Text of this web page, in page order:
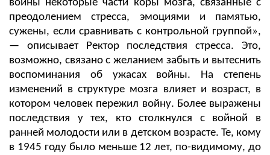
войны некоторые части коры мозга, связанные с
преодолением стресса, эмоциями и памятью,
сужены, если сравнивать с контрольной группой»,
— описывает Ректор последствия стресса. Это,
возможно, связано с желанием забыть и вытеснить
воспоминания об ужасах войны. На степень
изменений в структуре мозга влияет и возраст, в
котором человек пережил войну. Более выражены
последствия у тех, кто столкнулся с войной в
ранней молодости или в детском возрасте. Те, кому
в 1945 году было меньше 12 лет, по-видимому, до